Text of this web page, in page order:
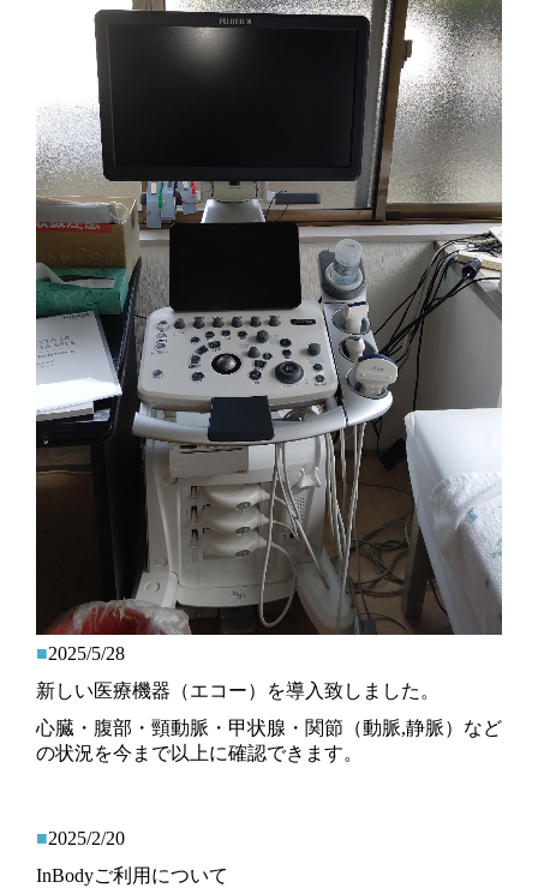
■2025/5/28
新しい医療機器（エコー）を導入致しました。
心臓・腹部・頸動脈・甲状腺・関節（動脈,静脈）など
の状況を今まで以上に確認できます。
■2025/2/20
InBodyご利用について